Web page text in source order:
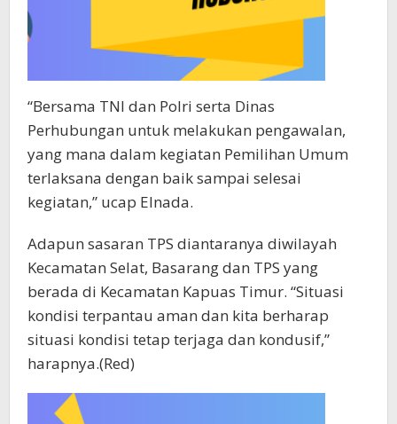
“Bersama TNI dan Polri serta Dinas
Perhubungan untuk melakukan pengawalan,
yang mana dalam kegiatan Pemilihan Umum
terlaksana dengan baik sampai selesai
kegiatan,” ucap Elnada.
Adapun sasaran TPS diantaranya diwilayah
Kecamatan Selat, Basarang dan TPS yang
berada di Kecamatan Kapuas Timur. “Situasi
kondisi terpantau aman dan kita berharap
situasi kondisi tetap terjaga dan kondusif,”
harapnya.(Red)